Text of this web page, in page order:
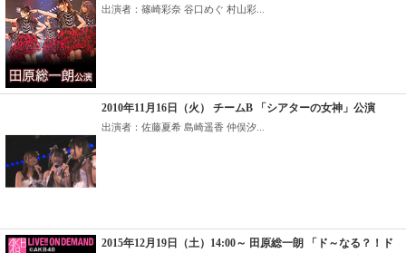
出演者：篠崎彩奈 谷口めぐ 村山彩...
2010年11月16日（火） チームB 「シアターの女神」公演
出演者：佐藤夏希 島崎遥香 仲俣汐...
2015年12月19日（土）14:00～ 田原総一朗 「ド～なる？！ド